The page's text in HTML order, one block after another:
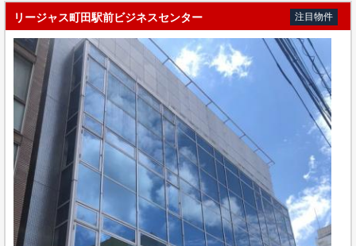
リージャス町田駅前ビジネスセンター 注目物件